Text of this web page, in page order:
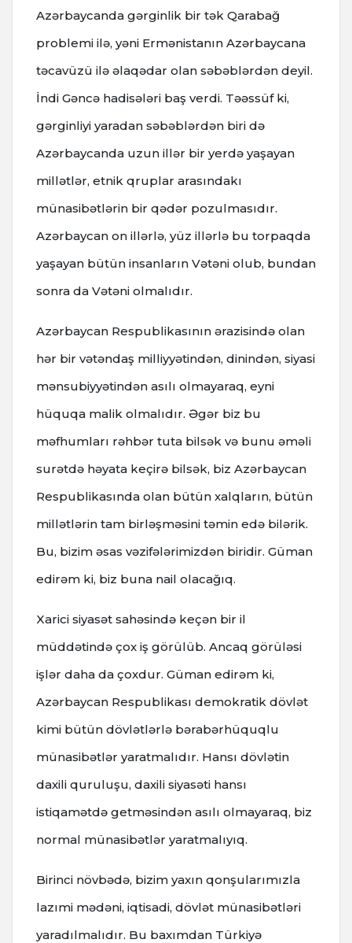
Azərbaycanda gərginlik bir tək Qarabağ
problemi ilə, yəni Ermənistanın Azərbaycana
təcavüzü ilə əlaqədar olan səbəblərdən deyil.
İndi Gəncə hadisələri baş verdi. Təəssüf ki,
gərginliyi yaradan səbəblərdən biri də
Azərbaycanda uzun illər bir yerdə yaşayan
millətlər, etnik qruplar arasındakı
münasibətlərin bir qədər pozulmasıdır.
Azərbaycan on illərlə, yüz illərlə bu torpaqda
yaşayan bütün insanların Vətəni olub, bundan
sonra da Vətəni olmalıdır.
Azərbaycan Respublikasının ərazisində olan
hər bir vətəndaş milliyyətindən, dinindən, siyasi
mənsubiyyətindən asılı olmayaraq, eyni
hüquqa malik olmalıdır. Əgər biz bu
məfhumları rəhbər tuta bilsək və bunu əməli
surətdə həyata keçirə bilsək, biz Azərbaycan
Respublikasında olan bütün xalqların, bütün
millətlərin tam birləşməsini təmin edə bilərik.
Bu, bizim əsas vəzifələrimizdən biridir. Güman
edirəm ki, biz buna nail olacağıq.
Xarici siyasət sahəsində keçən bir il
müddətində çox iş görülüb. Ancaq görüləsi
işlər daha da çoxdur. Güman edirəm ki,
Azərbaycan Respublikası demokratik dövlət
kimi bütün dövlətlərlə bərabərhüquqlu
münasibətlər yaratmalıdır. Hansı dövlətin
daxili quruluşu, daxili siyasəti hansı
istiqamətdə getməsindən asılı olmayaraq, biz
normal münasibətlər yaratmalıyıq.
Birinci növbədə, bizim yaxın qonşularımızla
lazımi mədəni, iqtisadi, dövlət münasibətləri
yaradılmalıdır. Bu baxımdan Türkiyə